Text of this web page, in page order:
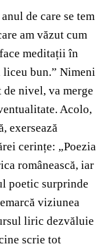
de care se tem
am văzut cum
meditații în
liceu bun.” Nimeni
nivel, va merge
Acolo,
exersează
cerințe: „Poezia
românească, iar
poetic surprinde
viziunea
liric dezvăluie
scrie tot